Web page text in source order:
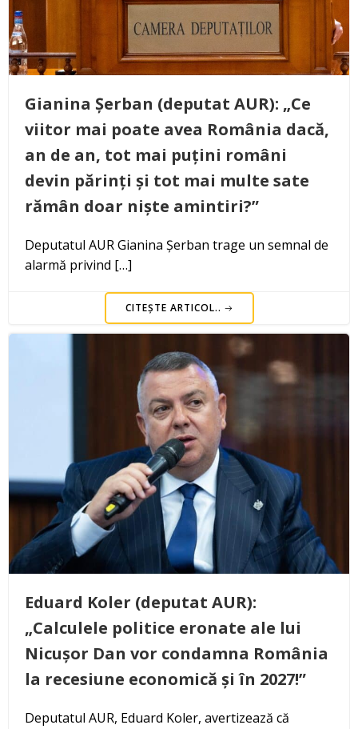
Gianina Șerban (deputat AUR): „Ce
viitor mai poate avea România dacă,
an de an, tot mai puțini români
devin părinți și tot mai multe sate
rămân doar niște amintiri?”
Deputatul AUR Gianina Șerban trage un semnal de
alarmă privind […]
CITEȘTE ARTICOL..
Eduard Koler (deputat AUR):
„Calculele politice eronate ale lui
Nicușor Dan vor condamna România
la recesiune economică și în 2027!”
Deputatul AUR, Eduard Koler, avertizează că